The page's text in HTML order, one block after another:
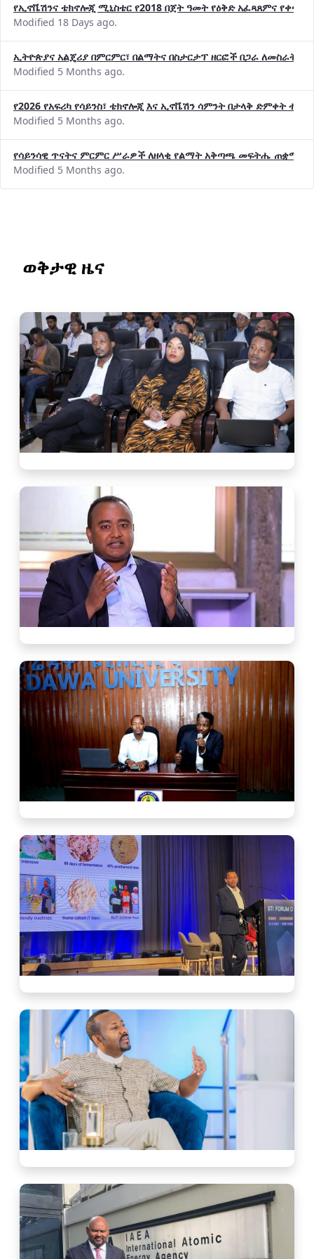
የኢኖቬሽንና ቴክኖሎጂ ሚኒስቴር የ2018 በጀት ዓመት የዕቅድ አፈጻጸምና
Modified 18 Days ago.
ኢትዮጵያና አልጄሪያ በምርምር፣ በልማትና በስታርታፕ ዘርፎች በጋራ ለመስራት
Modified 5 Months ago.
የ2026 የአፍሪካ የሳይንስ፣ ቴክኖሎጂ እና ኢኖቬሽን ሳምንት በታላቅ ድምቀት
Modified 5 Months ago.
የሳይንሳዊ ጥናትና ምርምር ሥራዎች ለዘላቂ የልማት አቅጣጫ መፍትሔ ጠቋሚ
Modified 5 Months ago.
ወቅታዊ ዜና